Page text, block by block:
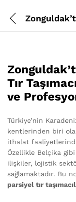
Tır
ve
Türkiye’nin
kentlerinden biri
ithalat
Özellikle Belçika
ilişkiler, lojistik
sağlamaktadır. Bu
parsiyel tır